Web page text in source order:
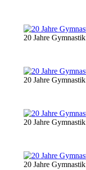
20 Jahre Gymnastik
20 Jahre Gymnastik
20 Jahre Gymnastik
20 Jahre Gymnastik